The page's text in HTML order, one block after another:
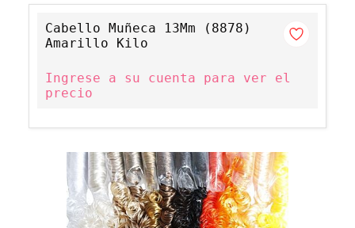
Cabello Muñeca 13Mm (8878)
Amarillo Kilo
Ingrese a su cuenta para ver el
precio